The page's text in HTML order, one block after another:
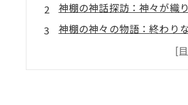
神棚の神話探訪：神々が織
神棚の神々の物語：終わり
神棚とともに歩む：神話の
神棚が紡ぐ神々の物語：古